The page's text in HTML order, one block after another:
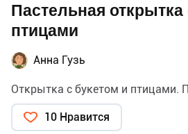
Пастельная открытка
птицами
Анна Гузь
Открытка с букетом и птицами.
10 Нравится